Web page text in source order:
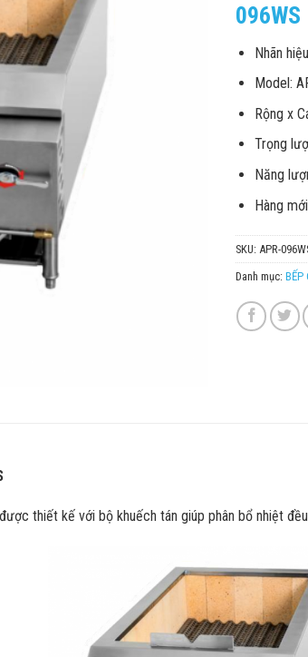
096WS
Nhãn
Model:
Rộng x
Trọng
Năng
Hàng
SKU: APR-
Danh mục: BẾP
được thiết kế với bộ khuếch tán giúp phân bổ nhiệt